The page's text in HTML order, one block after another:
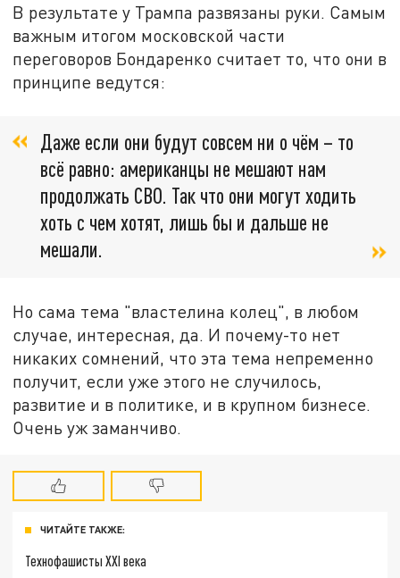
В результате у Трампа развязаны руки. Самым
важным итогом московской части
переговоров Бондаренко считает то, что они в
принципе ведутся:
Даже если они будут совсем ни о чём – то
всё равно: американцы не мешают нам
продолжать СВО. Так что они могут ходить
хоть с чем хотят, лишь бы и дальше не
мешали.
Но сама тема "властелина колец", в любом
случае, интересная, да. И почему-то нет
никаких сомнений, что эта тема непременно
получит, если уже этого не случилось,
развитие и в политике, и в крупном бизнесе.
Очень уж заманчиво.
ЧИТАЙТЕ ТАКЖЕ:
Технофашисты XXI века